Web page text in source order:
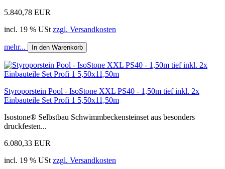
5.840,78 EUR
incl. 19 % USt zzgl. Versandkosten
mehr... In den Warenkorb
Styroporstein Pool - IsoStone XXL PS40 - 1,50m tief inkl. 2x
Einbauteile Set Profi 1 5,50x11,50m
Isostone® Selbstbau Schwimmbeckensteinset aus besonders
druckfesten...
6.080,33 EUR
incl. 19 % USt zzgl. Versandkosten